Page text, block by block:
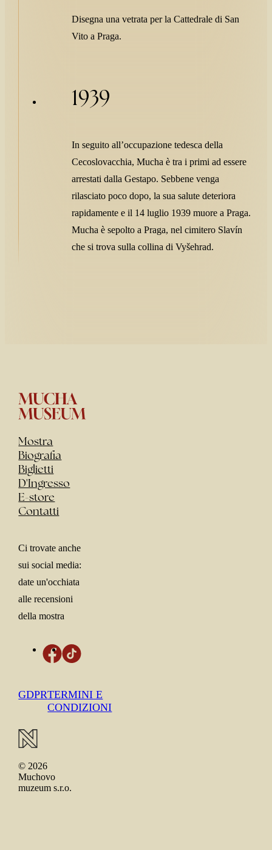
Disegna una vetrata per la Cattedrale di San
Vito a Praga.
1939
In seguito all’occupazione tedesca della
Cecoslovacchia, Mucha è tra i primi ad essere
arrestati dalla Gestapo. Sebbene venga
rilasciato poco dopo, la sua salute deteriora
rapidamente e il 14 luglio 1939 muore a Praga.
Mucha è sepolto a Praga, nel cimitero Slavín
che si trova sulla collina di Vyšehrad.
Mostra
Biografia
Biglietti
D'Ingresso
E-store
Contatti
Ci trovate anche
sui social media:
date un'occhiata
alle recensioni
della mostra
© 2026
Muchovo
muzeum s.r.o.
GDPRTERMINI E
CONDIZIONI